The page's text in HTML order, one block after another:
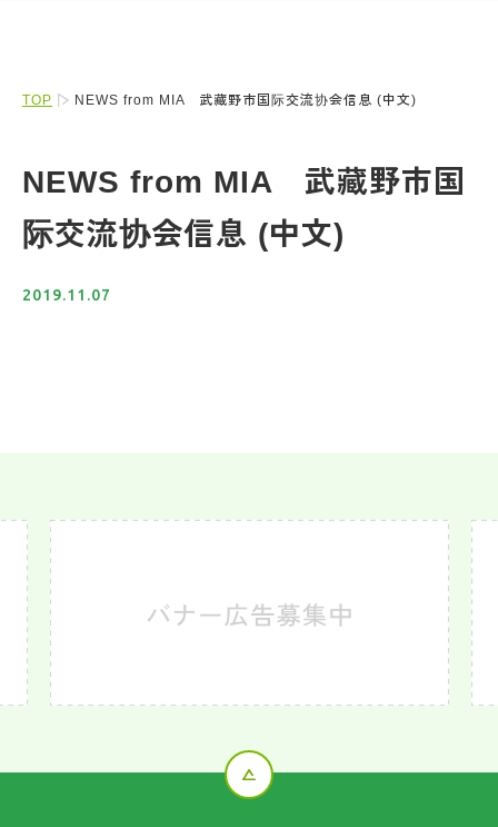
TOP NEWS from MIA 武藏野市国际交流协会信息 (中文)
NEWS from MIA 武藏野市国
际交流协会信息 (中文)
2019.11.07